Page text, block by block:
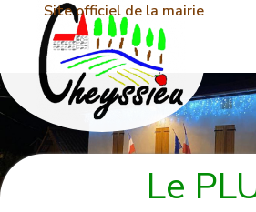
Site officiel de la mairie
Le